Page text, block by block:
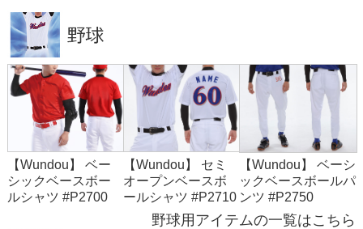
【Wundou】 ベー
シックベースボー
ルシャツ #P2700
【Wundou】 セミ
オープンベースボ
ールシャツ #P2710
【Wundou】 ベーシ
ックベースボールパ
ンツ #P2750
野球用アイテムの一覧はこちら